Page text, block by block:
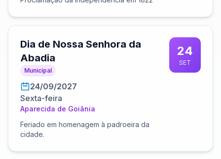
Dia de Nossa Senhora da
Abadia
Municipal
24/09/2027
Sexta-feira
Aparecida de Goiânia
Feriado em homenagem à padroeira da
cidade.
24
SET